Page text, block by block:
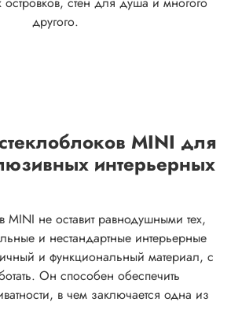
другого.
MINI для
интерьерных
MINI не оставит равнодушными тех,
и нестандартные интерьерные
и функциональный материал, с
Он способен обеспечить
в чем заключается одна из